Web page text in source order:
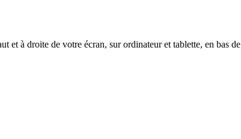
à droite de votre écran, sur ordinateur et tablette, en bas